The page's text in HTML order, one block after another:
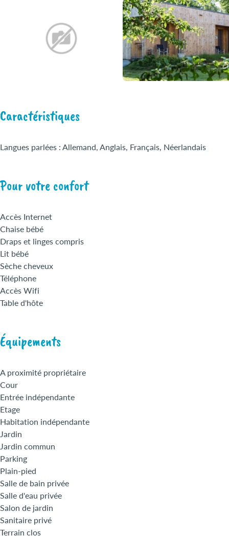
Caractéristiques
Langues parlées : Allemand, Anglais, Français, Néerlandais
Pour votre confort
Accès Internet
Chaise bébé
Draps et linges compris
Lit bébé
Sèche cheveux
Téléphone
Accès Wifi
Table d'hôte
Équipements
A proximité propriétaire
Cour
Entrée indépendante
Etage
Habitation indépendante
Jardin
Jardin commun
Parking
Plain-pied
Salle de bain privée
Salle d'eau privée
Salon de jardin
Sanitaire privé
Terrain clos